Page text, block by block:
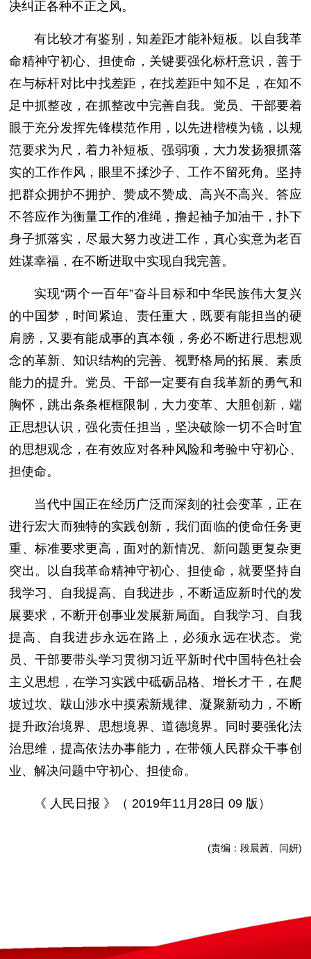
决纠正各种不正之风。
有比较才有鉴别，知差距才能补短板。以自我革
命精神守初心、担使命，关键要强化标杆意识，善于
在与标杆对比中找差距，在找差距中知不足，在知不
足中抓整改，在抓整改中完善自我。党员、干部要着
眼于充分发挥先锋模范作用，以先进楷模为镜，以规
范要求为尺，着力补短板、强弱项，大力发扬狠抓落
实的工作作风，眼里不揉沙子、工作不留死角。坚持
把群众拥护不拥护、赞成不赞成、高兴不高兴、答应
不答应作为衡量工作的准绳，撸起袖子加油干，扑下
身子抓落实，尽最大努力改进工作，真心实意为老百
姓谋幸福，在不断进取中实现自我完善。
实现“两个一百年”奋斗目标和中华民族伟大复兴
的中国梦，时间紧迫、责任重大，既要有能担当的硬
肩膀，又要有能成事的真本领，务必不断进行思想观
念的革新、知识结构的完善、视野格局的拓展、素质
能力的提升。党员、干部一定要有自我革新的勇气和
胸怀，跳出条条框框限制，大力变革、大胆创新，端
正思想认识，强化责任担当，坚决破除一切不合时宜
的思想观念，在有效应对各种风险和考验中守初心、
担使命。
当代中国正在经历广泛而深刻的社会变革，正在
进行宏大而独特的实践创新，我们面临的使命任务更
重、标准要求更高，面对的新情况、新问题更复杂更
突出。以自我革命精神守初心、担使命，就要坚持自
我学习、自我提高、自我进步，不断适应新时代的发
展要求，不断开创事业发展新局面。自我学习、自我
提高、自我进步永远在路上，必须永远在状态。党
员、干部要带头学习贯彻习近平新时代中国特色社会
主义思想，在学习实践中砥砺品格、增长才干，在爬
坡过坎、跋山涉水中摸索新规律、凝聚新动力，不断
提升政治境界、思想境界、道德境界。同时要强化法
治思维，提高依法办事能力，在带领人民群众干事创
业、解决问题中守初心、担使命。
《 人民日报 》（ 2019年11月28日 09 版）
(责编：段晨茜、闫妍)